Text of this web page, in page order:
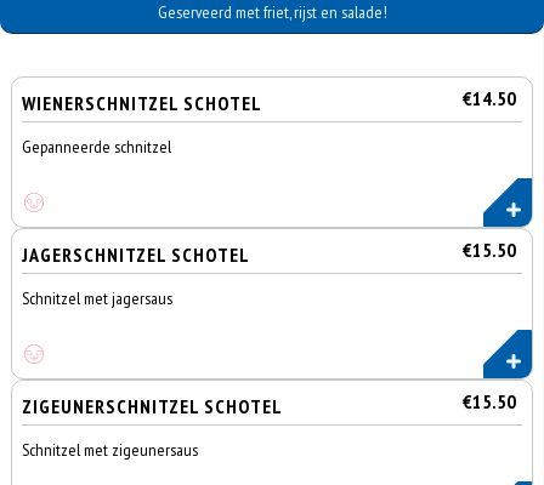
Geserveerd met friet, rijst en salade!
WIENERSCHNITZEL SCHOTEL €14.50
Gepanneerde schnitzel
JAGERSCHNITZEL SCHOTEL €15.50
Schnitzel met jagersaus
ZIGEUNERSCHNITZEL SCHOTEL €15.50
Schnitzel met zigeunersaus